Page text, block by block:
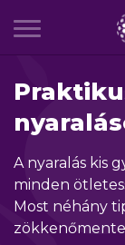
A nyaralás kis
minden
Most néhány